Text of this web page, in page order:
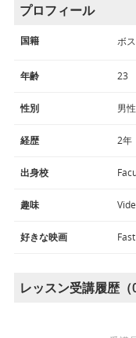
プロフィール
国籍 ボ
年齢 23
性別 男性
経歴 2年
出身校
趣味
好きな映画
レッスン受講履歴（0